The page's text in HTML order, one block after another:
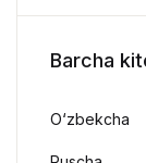
Barcha
O‘zbekcha